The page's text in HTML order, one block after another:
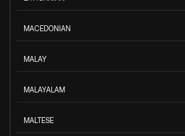
MACEDONIAN
MALAY
MALAYALAM
MALTESE